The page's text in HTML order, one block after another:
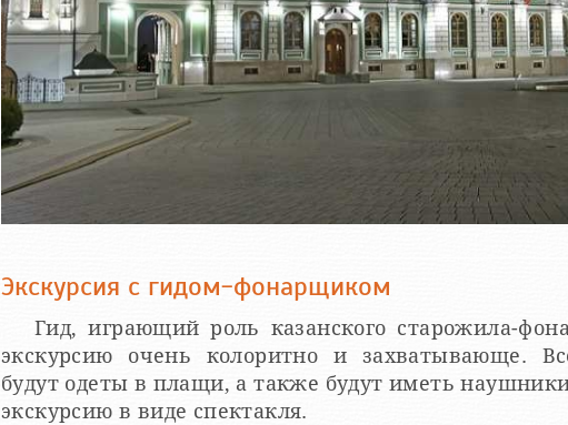
Экскурсия с гидом-фонарщиком
Гид, играющий роль казанского старожила-
экскурсию очень колоритно и захватывающе.
будут одеты в плащи, а также будут иметь
экскурсию в виде спектакля.